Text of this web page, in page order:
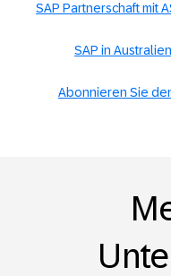
SAP Partnerschaft mit
SAP in
Abonnieren Sie